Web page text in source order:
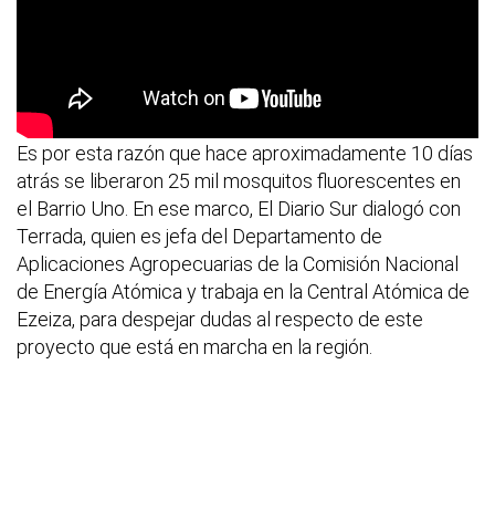
Es por esta razón que hace aproximadamente 10 días
atrás se liberaron 25 mil mosquitos fluorescentes en
el Barrio Uno. En ese marco, El Diario Sur dialogó con
Terrada, quien es jefa del Departamento de
Aplicaciones Agropecuarias de la Comisión Nacional
de Energía Atómica y trabaja en la Central Atómica de
Ezeiza, para despejar dudas al respecto de este
proyecto que está en marcha en la región.